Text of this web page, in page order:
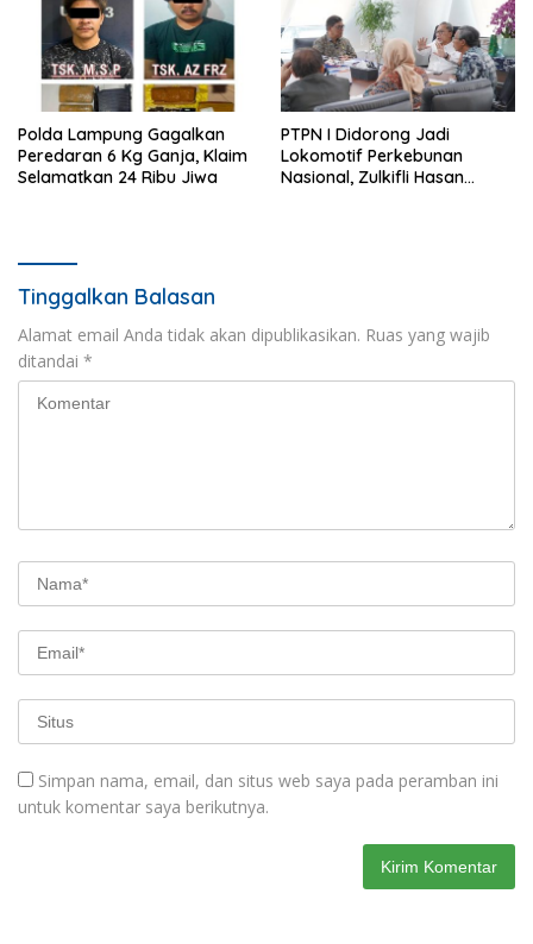
Polda Lampung Gagalkan
Peredaran 6 Kg Ganja, Klaim
Selamatkan 24 Ribu Jiwa
PTPN I Didorong Jadi
Lokomotif Perkebunan
Nasional, Zulkifli Hasan
Tinggalkan Balasan
Alamat email Anda tidak akan dipublikasikan. Ruas yang wajib
ditandai *
Simpan nama, email, dan situs web saya pada peramban ini
untuk komentar saya berikutnya.